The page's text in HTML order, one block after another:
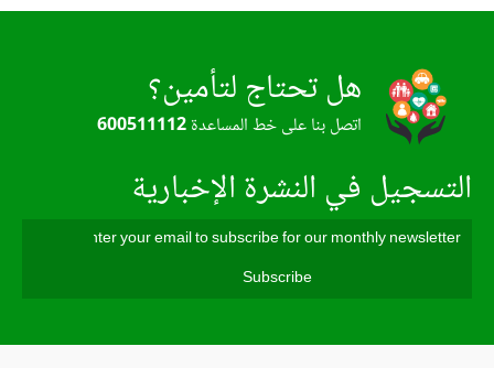
هل تحتاج لتأمين؟
اتصل بنا على خط المساعدة600511112
التسجيل في النشرة الإخبارية